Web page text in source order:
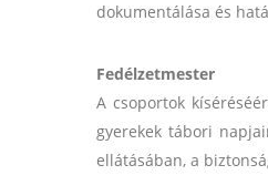
dokumentálása és
Fedélzetmester
A csoportok
gyerekek tábori
ellátásában, a